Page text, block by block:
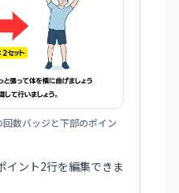
数バッジと下部のポイン
イント2行を編集できま